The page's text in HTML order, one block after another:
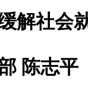
解社会
陈志平